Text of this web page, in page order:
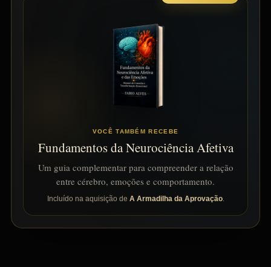
VOCÊ TAMBÉM RECEBE
Fundamentos da Neurociência Afetiva
Um guia complementar para compreender a relação
entre cérebro, emoções e comportamento.
Incluído na aquisição de A Armadilha da Aprovação.